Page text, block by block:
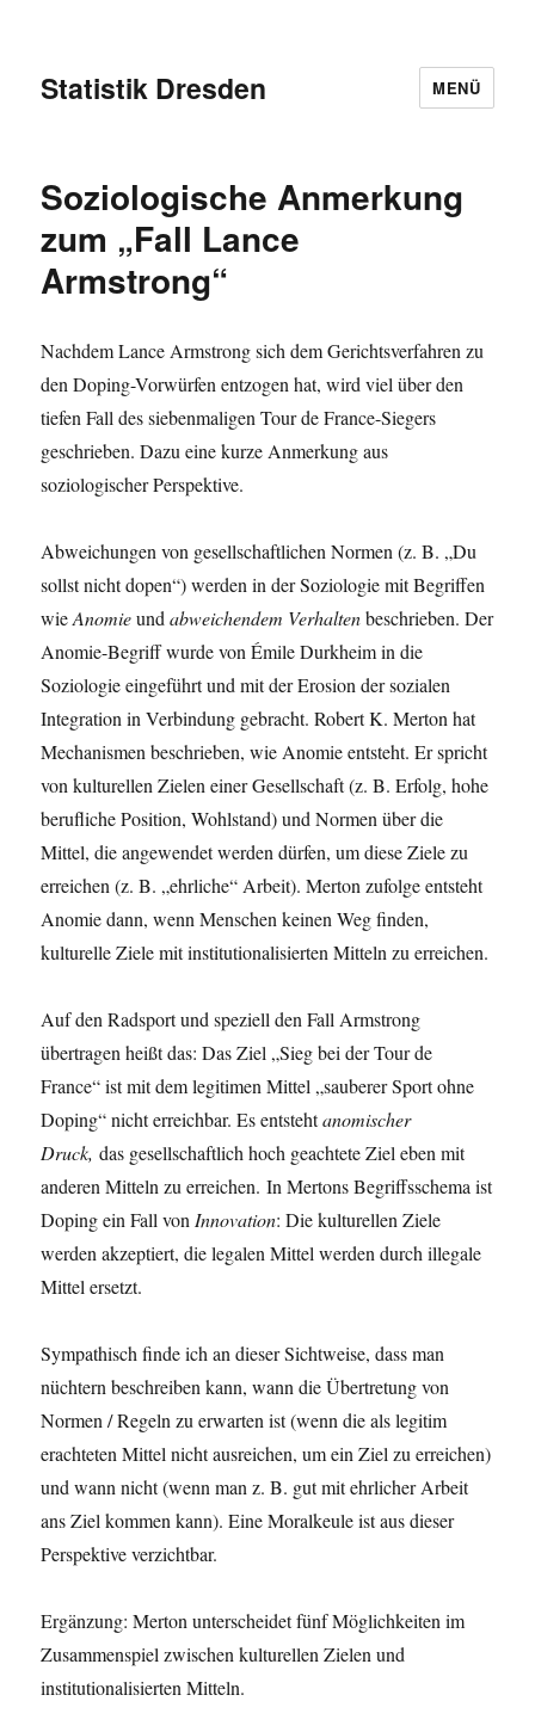
Statistik Dresden MENÜ
Soziologische Anmerkung
zum „Fall Lance
Armstrong“
Nachdem Lance Armstrong sich dem Gerichtsverfahren zu
den Doping-Vorwürfen entzogen hat, wird viel über den
tiefen Fall des siebenmaligen Tour de France-Siegers
geschrieben. Dazu eine kurze Anmerkung aus
soziologischer Perspektive.
Abweichungen von gesellschaftlichen Normen (z. B. „Du
sollst nicht dopen“) werden in der Soziologie mit Begriffen
wieAnomieundabweichendem Verhaltenbeschrieben. Der
Anomie-Begriff wurde von Émile Durkheim in die
Soziologie eingeführt und mit der Erosion der sozialen
Integration in Verbindung gebracht. Robert K. Merton hat
Mechanismen beschrieben, wie Anomie entsteht. Er spricht
von kulturellen Zielen einer Gesellschaft (z. B. Erfolg, hohe
berufliche Position, Wohlstand) und Normen über die
Mittel, die angewendet werden dürfen, um diese Ziele zu
erreichen (z. B. „ehrliche“ Arbeit). Merton zufolge entsteht
Anomie dann, wenn Menschen keinen Weg finden,
kulturelle Ziele mit institutionalisierten Mitteln zu erreichen.
Auf den Radsport und speziell den Fall Armstrong
übertragen heißt das: Das Ziel „Sieg bei der Tour de
France“ ist mit dem legitimen Mittel „sauberer Sport ohne
Doping“ nicht erreichbar. Es entstehtanomischer
Druck,das gesellschaftlich hoch geachtete Ziel eben mit
anderen Mitteln zu erreichen. In Mertons Begriffsschema ist
Doping ein Fall von Innovation: Die kulturellen Ziele
werden akzeptiert, die legalen Mittel werden durch illegale
Mittel ersetzt.
Sympathisch finde ich an dieser Sichtweise, dass man
nüchtern beschreiben kann, wann die Übertretung von
Normen / Regeln zu erwarten ist (wenn die als legitim
erachteten Mittel nicht ausreichen, um ein Ziel zu erreichen)
und wann nicht (wenn man z. B. gut mit ehrlicher Arbeit
ans Ziel kommen kann). Eine Moralkeule ist aus dieser
Perspektive verzichtbar.
Ergänzung: Merton unterscheidet fünf Möglichkeiten im
Zusammenspiel zwischen kulturellen Zielen und
institutionalisierten Mitteln.